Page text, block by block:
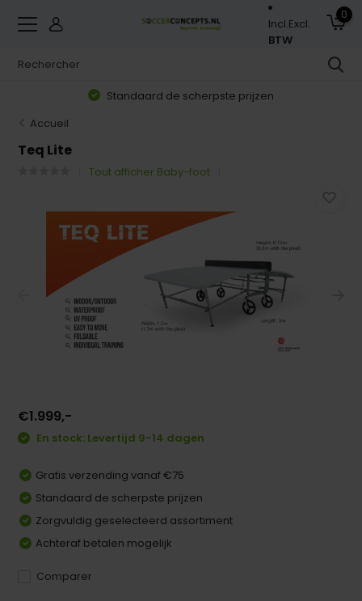
Incl.Excl.
BTW
0
Standaard de scherpste prijzen
Accueil
Teq Lite
Tout afficher Baby-foot
€1.999,-
En stock: Levertijd 9-14 dagen
Gratis verzending vanaf €75
Standaard de scherpste prijzen
Zorgvuldig geselecteerd assortiment
Achteraf betalen mogelijk
Comparer